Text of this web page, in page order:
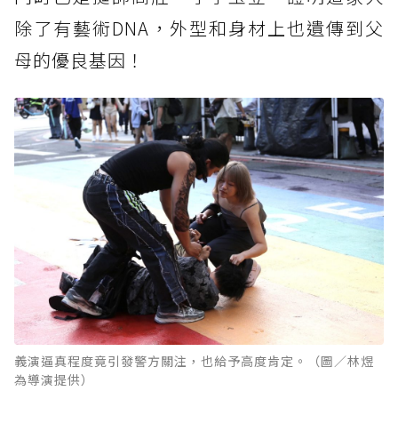
除了有藝術DNA，外型和身材上也遺傳到父
母的優良基因！
義演逼真程度竟引發警方關注，也給予高度肯定。（圖／林煜
為導演提供）